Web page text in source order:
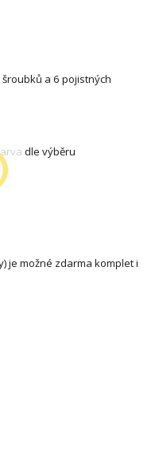
šroubků a 6 pojistných
dle výběru
je možné zdarma komplet i